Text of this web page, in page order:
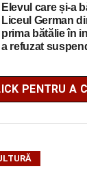
Elevul care și-a
Liceul German
prima bătălie în
a refuzat
PENTRU A